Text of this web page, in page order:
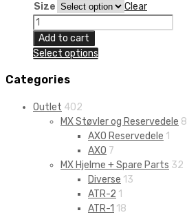
Size
Clear
UFO
Reborn
MV1
quantity
Add to cart
Select options
Categories
Outlet 402
MX Støvler og Reservedele 8
AXO Reservedele 1
AXO 7
MX Hjelme + Spare Parts 32
Diverse 13
ATR-2 1
ATR-1 18